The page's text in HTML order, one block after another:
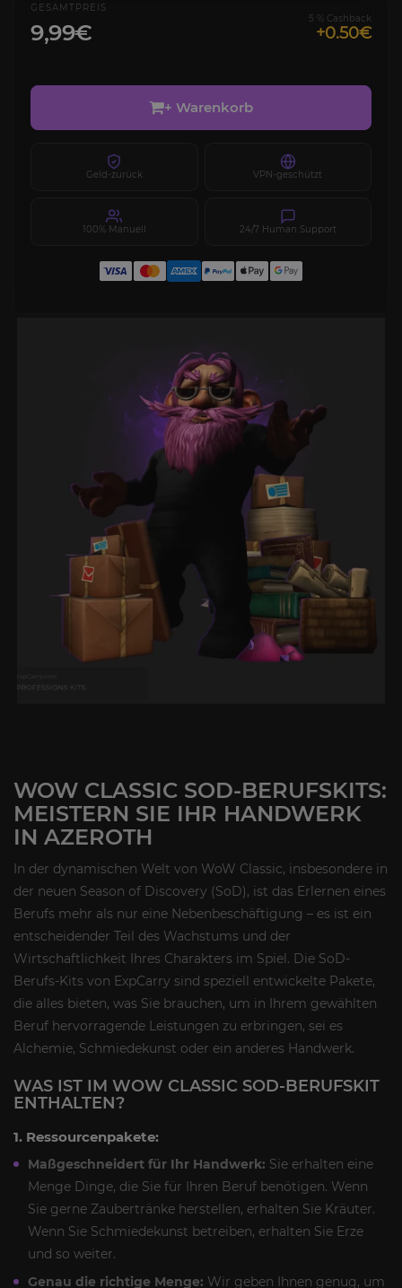
GESAMTPREIS
9,99€
5 % Cashback
+0.50€
+ Warenkorb
Geld-zurück VPN-geschützt
100% Manuell 24/7 Human Support
WOW CLASSIC SOD-BERUFSKITS:
MEISTERN SIE IHR HANDWERK
IN AZEROTH
In der dynamischen Welt von WoW Classic, insbesondere in
der neuen Season of Discovery (SoD), ist das Erlernen eines
Berufs mehr als nur eine Nebenbeschäftigung – es ist ein
entscheidender Teil des Wachstums und der
Wirtschaftlichkeit Ihres Charakters im Spiel. Die SoD-
Berufs-Kits von ExpCarry sind speziell entwickelte Pakete,
die alles bieten, was Sie brauchen, um in Ihrem gewählten
Beruf hervorragende Leistungen zu erbringen, sei es
Alchemie, Schmiedekunst oder ein anderes Handwerk.
WAS IST IM WOW CLASSIC SOD-BERUFSKIT
ENTHALTEN?
1. Ressourcenpakete:
Maßgeschneidert für Ihr Handwerk: Sie erhalten eine
Menge Dinge, die Sie für Ihren Beruf benötigen. Wenn
Sie gerne Zaubertränke herstellen, erhalten Sie Kräuter.
Wenn Sie Schmiedekunst betreiben, erhalten Sie Erze
und so weiter.
Genau die richtige Menge: Wir geben Ihnen genug, um